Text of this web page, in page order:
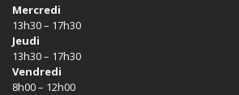
Mercredi
13h30 – 17h30
Jeudi
13h30 – 17h30
Vendredi
8h00 – 12h00